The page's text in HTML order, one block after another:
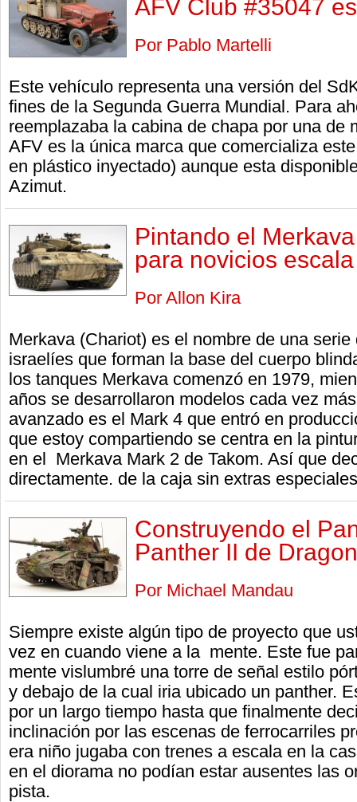
AFV Club #35047
Por Pablo Martelli
Este vehículo representa una versión del
fines de la Segunda Guerra Mundial. Para
reemplazaba la cabina de chapa por una de
AFV es la única marca que comercializa
en plástico inyectado) aunque esta
Azimut.
Pintando el
para novicios
Por Allon Kira
Merkava (Chariot) es el nombre de una
israelíes que forman la base del cuerpo
los tanques Merkava comenzó en 1979,
años se desarrollaron modelos cada vez
avanzado es el Mark 4 que entró en
que estoy compartiendo se centra en la
en el Merkava Mark 2 de Takom. Así que
directamente. de la caja sin extras
Construyendo el
Panther II de
Por Michael Mandau
Siempre existe algún tipo de proyecto que
vez en cuando viene a la mente. Este fue
mente vislumbré una torre de señal estilo
y debajo de la cual iria ubicado un panther.
por un largo tiempo hasta que finalmente
inclinación por las escenas de ferrocarriles
era niño jugaba con trenes a escala en la
en el diorama no podían estar ausentes las
pista.